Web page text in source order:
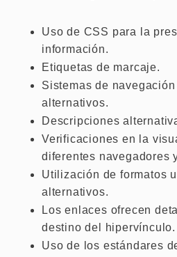
Uso de CSS para la
información.
Etiquetas de marcaje.
Sistemas de
alternativos.
Descripciones
Verificaciones en la
diferentes navegadores
Utilización de formatos
alternativos.
Los enlaces ofrecen
destino del hipervínculo.
Uso de los estándares